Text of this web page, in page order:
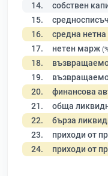
14. собствен
15.
16. средна
17. нетен марж
18.
19.
20. финансова
21. обща
22. бърза
23. приходи от
24. приходи от